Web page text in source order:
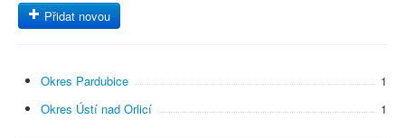
Přidat novou
Okres Pardubice
1
Okres Ústí nad Orlicí
1